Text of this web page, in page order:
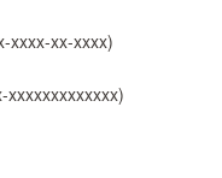
xxxx-xx-xxxx)
xxxxxxxxxxxxx)